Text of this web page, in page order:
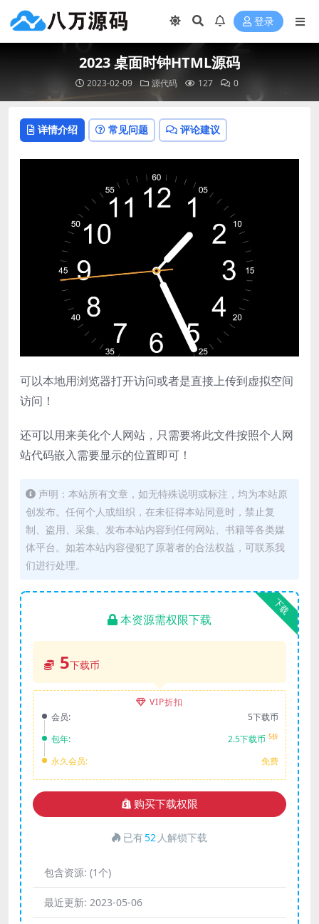
登录
2023 桌面时钟HTML源码
2023-02-09 源代码 127 0
详情介绍 常见问题 评论建议
可以本地用浏览器打开访问或者是直接上传到虚拟空间
访问！
还可以用来美化个人网站，只需要将此文件按照个人网
站代码嵌入需要显示的位置即可！
声明：本站所有文章，如无特殊说明或标注，均为本站原
创发布。任何个人或组织，在未征得本站同意时，禁止复
制、盗用、采集、发布本站内容到任何网站、书籍等各类媒
体平台。如若本站内容侵犯了原著者的合法权益，可联系我
们进行处理。
下载
本资源需权限下载
5下载币
VIP折扣
会员:
5下载币
包年:
2.5下载币 5折
永久会员: 免费
购买下载权限
已有52 人解锁下载
包含资源: (1个)
最近更新: 2023-05-06